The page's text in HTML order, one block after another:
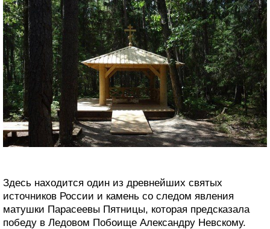
Здесь находится один из древнейших святых
источников России и камень со следом явления
матушки Парасеевы Пятницы, которая предсказала
победу в Ледовом Побоище Александру Невскому.